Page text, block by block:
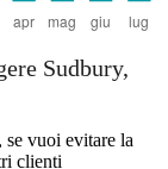
Sudbury,
vuoi evitare la
clienti